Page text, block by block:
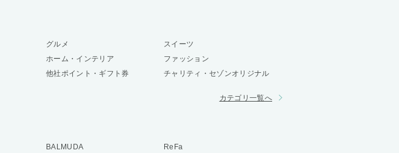
グルメ
スイーツ
ホーム・インテリア
ファッション
他社ポイント・ギフト券 チャリティ・セゾンオリジナル
カテゴリ一覧へ
BALMUDA
ReFa